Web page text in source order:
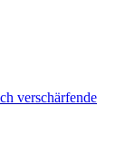
verschärfende